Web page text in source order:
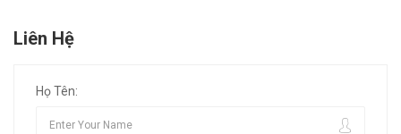
Liên Hệ
Họ Tên: